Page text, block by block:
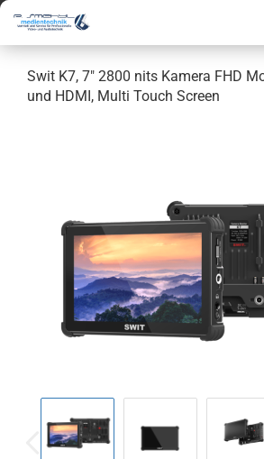
Swit K7, 7" 2800 nits Kamera FHD
und HDMI, Multi Touch Screen